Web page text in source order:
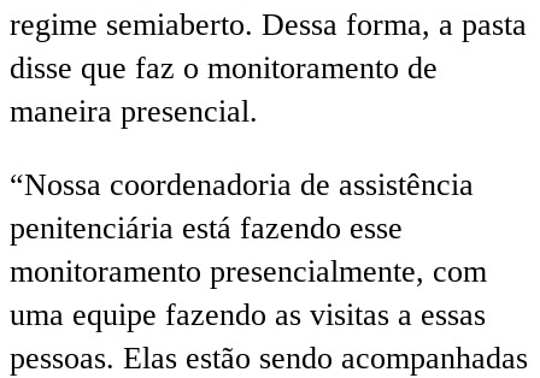
regime semiaberto. Dessa forma, a pasta
disse que faz o monitoramento de
maneira presencial.
“Nossa coordenadoria de assistência
penitenciária está fazendo esse
monitoramento presencialmente, com
uma equipe fazendo as visitas a essas
pessoas. Elas estão sendo acompanhadas